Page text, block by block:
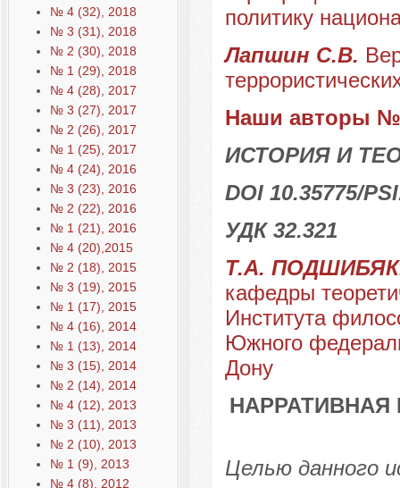
№ 4 (32), 2018
№ 3 (31), 2018
№ 2 (30), 2018
№ 1 (29), 2018
№ 4 (28), 2017
№ 3 (27), 2017
№ 2 (26), 2017
№ 1 (25), 2017
№ 4 (24), 2016
№ 3 (23), 2016
№ 2 (22), 2016
№ 1 (21), 2016
№ 4 (20),2015
№ 2 (18), 2015
№ 3 (19), 2015
№ 1 (17), 2015
№ 4 (16), 2014
№ 1 (13), 2014
№ 3 (15), 2014
№ 2 (14), 2014
№ 4 (12), 2013
№ 3 (11), 2013
№ 2 (10), 2013
№ 1 (9), 2013
№ 4 (8), 2012
политику
Лапшин С.В.
Наши авторы №
ИСТОРИЯ И
DOI 10.35775/
УДК 32.321
Т.А.
кафедры
Института
Южного
Дону
Целью данного